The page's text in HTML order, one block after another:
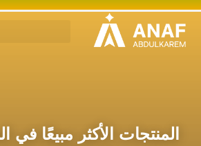
المنتجات الأكثر مبيعًا في